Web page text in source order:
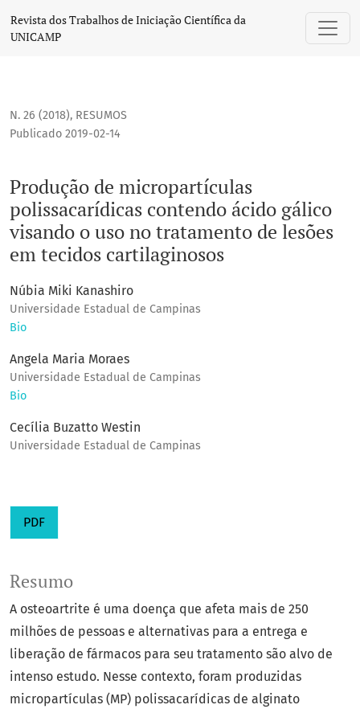
Produção de micropartículas polissacarídicas contendo
Revista dos Trabalhos de Iniciação Científica da
UNICAMP
N. 26 (2018), RESUMOS
Produção de micropartículas
polissacarídicas contendo ácido gálico
visando o uso no tratamento de lesões
em tecidos cartilaginosos
Publicado 2019-02-14
Núbia Miki Kanashiro
Universidade Estadual de Campinas
Bio
Angela Maria Moraes
Universidade Estadual de Campinas
Bio
Cecília Buzatto Westin
Universidade Estadual de Campinas
PDF
Resumo
A osteoartrite é uma doença que afeta mais de 250
milhões de pessoas e alternativas para a entrega e
liberação de fármacos para seu tratamento são alvo de
intenso estudo. Nesse contexto, foram produzidas
micropartículas (MP) polissacarídicas de alginato